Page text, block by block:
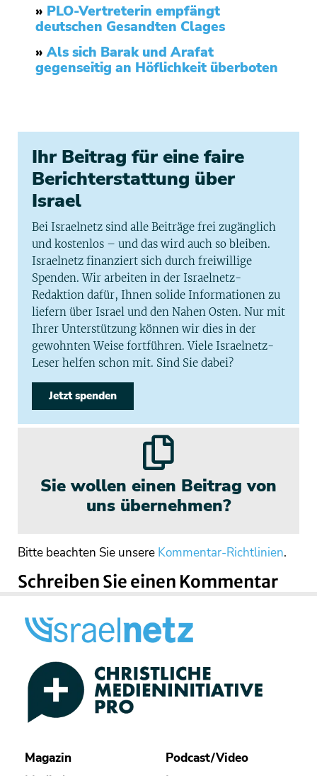
» PLO-Vertreterin empfängt
deutschen Gesandten Clages
»Als sich Barak und Arafat
gegenseitig an Höflichkeit überboten
Ihr Beitrag für eine faire
Berichterstattung über
Israel
Bei Israelnetz sind alle Beiträge frei zugänglich
und kostenlos – und das wird auch so bleiben.
Israelnetz finanziert sich durch freiwillige
Spenden. Wir arbeiten in der Israelnetz-
Redaktion dafür, Ihnen solide Informationen zu
liefern über Israel und den Nahen Osten. Nur mit
Ihrer Unterstützung können wir dies in der
gewohnten Weise fortführen. Viele Israelnetz-
Leser helfen schon mit. Sind Sie dabei?
Jetzt spenden
Sie wollen einen Beitrag von
uns übernehmen?
Bitte beachten Sie unsere Kommentar-Richtlinien.
Schreiben Sie einen Kommentar
Magazin
Podcast/Video